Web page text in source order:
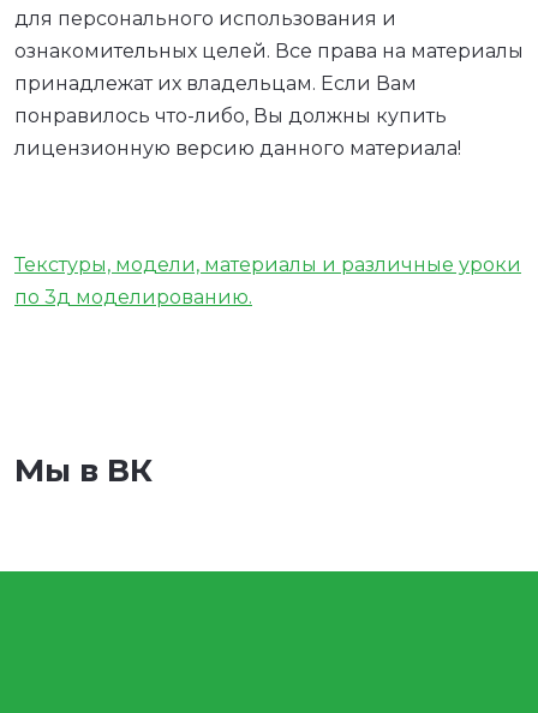
для персонального использования и
ознакомительных целей. Все права на материалы
принадлежат их владельцам. Если Вам
понравилось что-либо, Вы должны купить
лицензионную версию данного материала!
Текстуры, модели, материалы и различные уроки
по 3д моделированию.
Мы в ВК